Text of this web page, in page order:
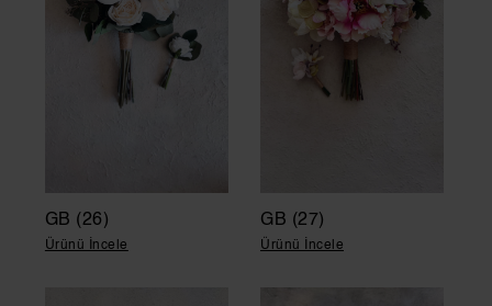
GB (26)
Ürünü İncele
GB (27)
Ürünü İncele